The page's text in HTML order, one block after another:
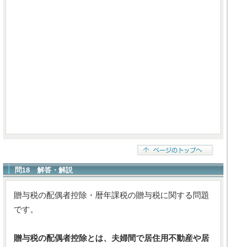
問18 解答・解説
贈与税の配偶者控除・暦年課税の贈与税に関する問題
です。
贈与税の配偶者控除とは、夫婦間で居住用不動産や居